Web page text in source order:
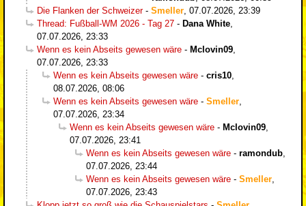
Die Flanken der Schweizer- Smeller 07.07.2026, 23:39
Thread: Fußball-WM 2026 - Tag 27 - Dana White
07.07.2026, 23:33
Wenn es kein Abseits gewesen wäre - Mclovin09
07.07.2026, 23:33
Wenn es kein Abseits gewesen wäre - cris10
08.07.2026, 08:06
Wenn es kein Abseits gewesen wäre - Smeller
07.07.2026, 23:34
Wenn es kein Abseits gewesen wäre - Mclovin09
07.07.2026, 23:41
Wenn es kein Abseits gewesen wäre - ramondub
07.07.2026, 23:44
Wenn es kein Abseits gewesen wäre - Smeller
07.07.2026, 23:43